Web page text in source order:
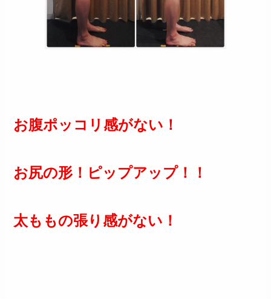
お腹ポッコリ感がない！
お尻の形！ピップアップ！！
太ももの張り感がない！